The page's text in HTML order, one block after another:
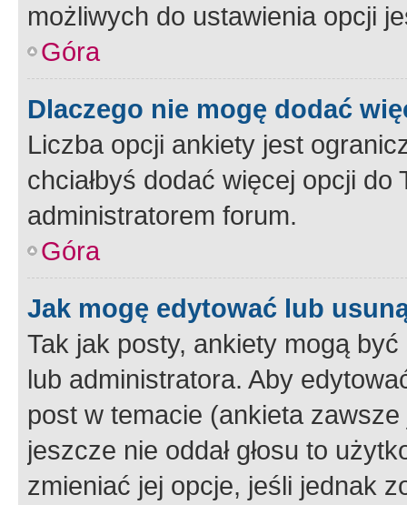
możliwych do ustawienia opcji
Góra
Dlaczego nie mogę dodać
Liczba opcji ankiety jest
chciałbyś dodać więcej opcji
administratorem forum.
Góra
Jak mogę edytować lub
Tak jak posty, ankiety mogą
lub administratora. Aby
post w temacie (ankieta
jeszcze nie oddał głosu to
zmieniać jej opcje, jeśli jednak